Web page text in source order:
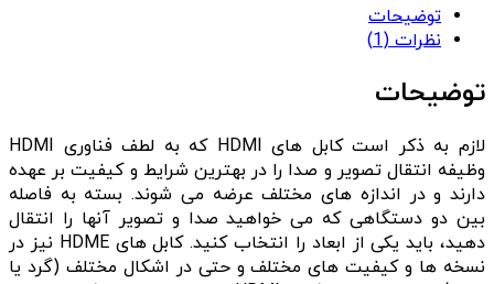
توضیحات
نظرات (1)
توضیحات
لازم به ذکر است کابل های HDMI که به لطف فناوری HDMI
وظیفه انتقال تصویر و صدا را در بهترین شرایط و کیفیت بر عهده
دارند و در اندازه های مختلف عرضه می شوند. بسته به فاصله
بین دو دستگاهی که می خواهید صدا و تصویر آنها را انتقال
دهید، باید یکی از ابعاد را انتخاب کنید. کابل های HDME نیز در
نسخه ها و کیفیت های مختلف و حتی در اشکال مختلف (گرد یا